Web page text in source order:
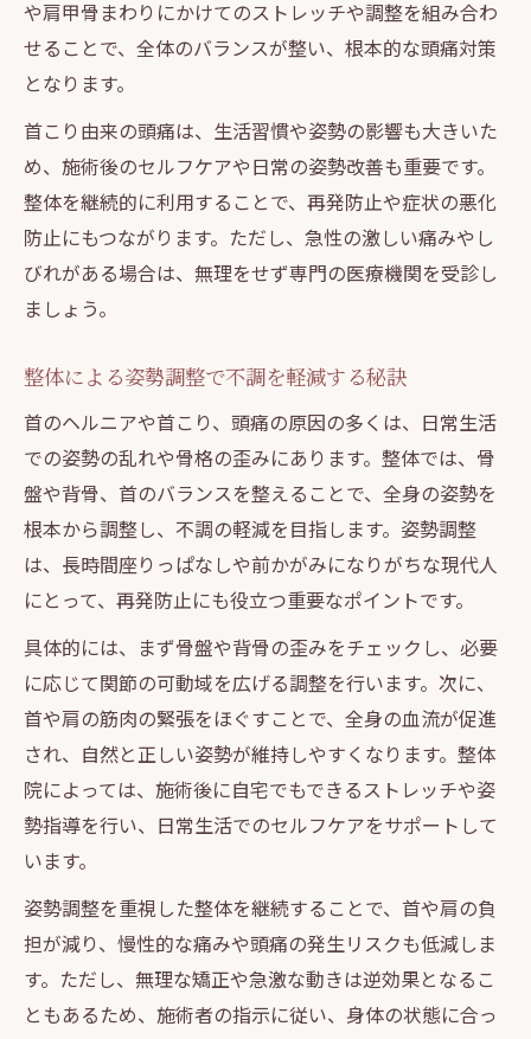
や肩甲骨まわりにかけてのストレッチや調整を組み合わ
せることで、全体のバランスが整い、根本的な頭痛対策
となります。
首こり由来の頭痛は、生活習慣や姿勢の影響も大きいた
め、施術後のセルフケアや日常の姿勢改善も重要です。
整体を継続的に利用することで、再発防止や症状の悪化
防止にもつながります。ただし、急性の激しい痛みやし
びれがある場合は、無理をせず専門の医療機関を受診し
ましょう。
整体による姿勢調整で不調を軽減する秘訣
首のヘルニアや首こり、頭痛の原因の多くは、日常生活
での姿勢の乱れや骨格の歪みにあります。整体では、骨
盤や背骨、首のバランスを整えることで、全身の姿勢を
根本から調整し、不調の軽減を目指します。姿勢調整
は、長時間座りっぱなしや前かがみになりがちな現代人
にとって、再発防止にも役立つ重要なポイントです。
具体的には、まず骨盤や背骨の歪みをチェックし、必要
に応じて関節の可動域を広げる調整を行います。次に、
首や肩の筋肉の緊張をほぐすことで、全身の血流が促進
され、自然と正しい姿勢が維持しやすくなります。整体
院によっては、施術後に自宅でもできるストレッチや姿
勢指導を行い、日常生活でのセルフケアをサポートして
います。
姿勢調整を重視した整体を継続することで、首や肩の負
担が減り、慢性的な痛みや頭痛の発生リスクも低減しま
す。ただし、無理な矯正や急激な動きは逆効果となるこ
ともあるため、施術者の指示に従い、身体の状態に合っ